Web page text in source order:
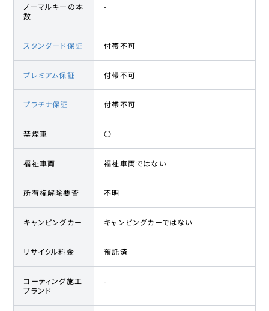
ノーマルキーの本
数
-
スタンダード保証 付帯不可
プレミアム保証 付帯不可
プラチナ保証 付帯不可
禁煙車 〇
福祉車両 福祉車両ではない
所有権解除要否 不明
キャンピングカー キャンピングカーではない
リサイクル料金 預託済
コーティング施工
ブランド
-